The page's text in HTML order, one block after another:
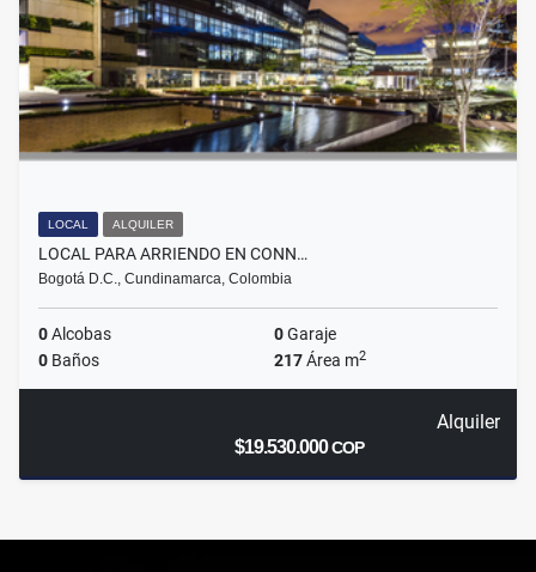
LOCAL ALQUILER
LOCAL PARA ARRIENDO EN CONN…
Bogotá D.C., Cundinamarca, Colombia
0Alcobas 0Garaje
0 Baños 217Área m2
Alquiler
$19.530.000COP